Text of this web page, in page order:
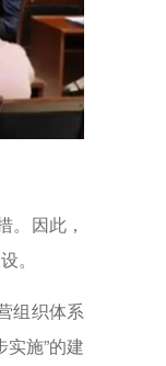
因此，
。
组织体系
施”的建